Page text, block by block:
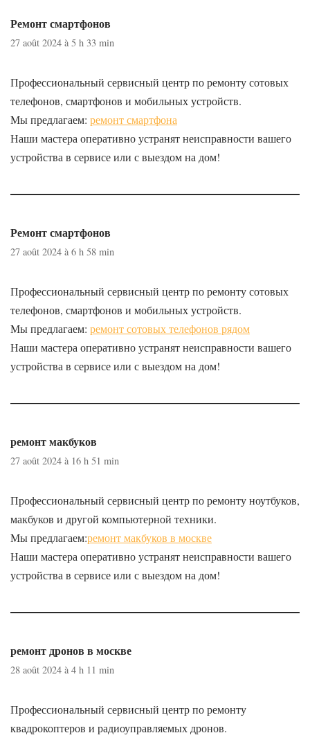
Ремонт смартфонов
27 août 2024 à 5 h 33 min
Профессиональный сервисный центр по ремонту сотовых
телефонов, смартфонов и мобильных устройств.
Мы предлагаем: ремонт смартфона
Наши мастера оперативно устранят неисправности вашего
устройства в сервисе или с выездом на дом!
Ремонт смартфонов
27 août 2024 à 6 h 58 min
Профессиональный сервисный центр по ремонту сотовых
телефонов, смартфонов и мобильных устройств.
Мы предлагаем: ремонт сотовых телефонов рядом
Наши мастера оперативно устранят неисправности вашего
устройства в сервисе или с выездом на дом!
ремонт макбуков
27 août 2024 à 16 h 51 min
Профессиональный сервисный центр по ремонту ноутбуков,
макбуков и другой компьютерной техники.
Мы предлагаем:ремонт макбуков в москве
Наши мастера оперативно устранят неисправности вашего
устройства в сервисе или с выездом на дом!
ремонт дронов в москве
28 août 2024 à 4 h 11 min
Профессиональный сервисный центр по ремонту
квадрокоптеров и радиоуправляемых дронов.